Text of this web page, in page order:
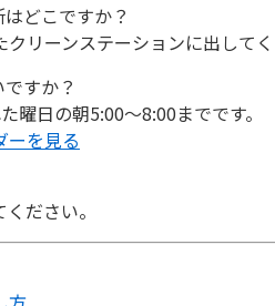
どこですか？
クリーンステーションに出して
すか？
曜日の朝5:00～8:00までです。
ーを見る
ださい。